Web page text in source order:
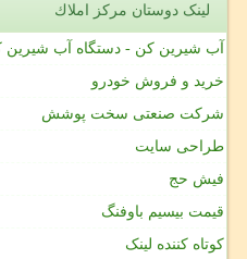
لینک دوستان مركز املاك
آب شیرین کن - دستگاه آب شیرین
خرید و فروش خودرو
شرکت صنعتی سخت پوشش
طراحی سایت
فیش حج
قیمت بیسیم باوفنگ
کوتاه کننده لینک